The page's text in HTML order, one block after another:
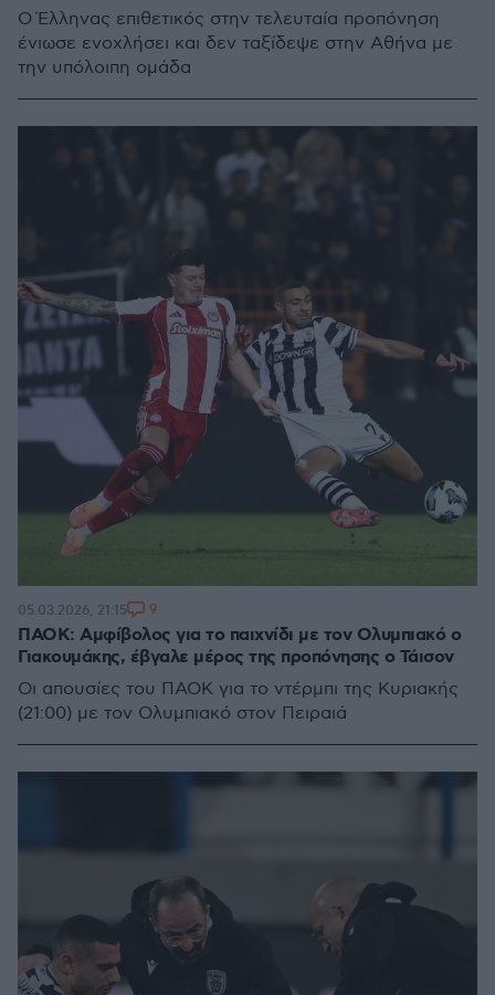
Ο Έλληνας επιθετικός στην τελευταία προπόνηση
ένιωσε ενοχλήσει και δεν ταξίδεψε στην Αθήνα με
την υπόλοιπη ομάδα
ΠΑΟΚ: Αμφίβολος για το παιχνίδι με τον Ολυμπιακό ο
Γιακουμάκης, έβγαλε μέρος της προπόνησης ο Τάισον
Οι απουσίες του ΠΑΟΚ για το ντέρμπι της Κυριακής
(21:00) με τον Ολυμπιακό στον Πειραιά
05.03.2026, 21:15 9